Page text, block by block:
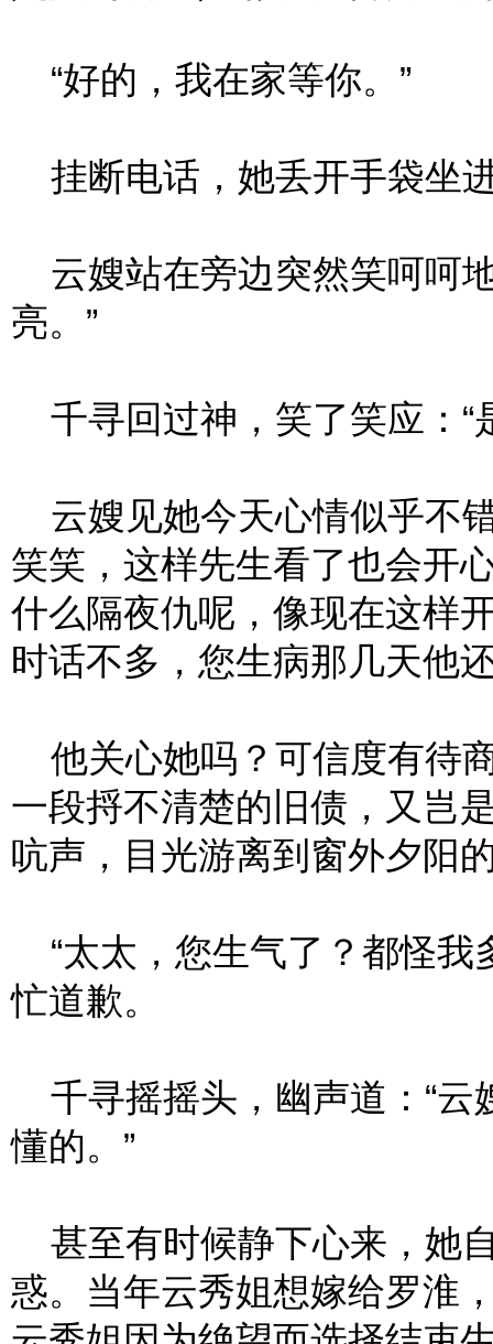
“好的，我在家等你。”
挂断电话，她丢开手袋坐
云嫂站在旁边突然笑呵呵
亮。”
千寻回过神，笑了笑应：“
云嫂见她今天心情似乎不
笑笑，这样先生看了也会开
什么隔夜仇呢，像现在这样
时话不多，您生病那几天他
他关心她吗？可信度有待
一段捋不清楚的旧债，又岂
吭声，目光游离到窗外夕阳
“太太，您生气了？都怪我
忙道歉。
千寻摇摇头，幽声道：“云
懂的。”
甚至有时候静下心来，她
惑。当年云秀姐想嫁给罗淮